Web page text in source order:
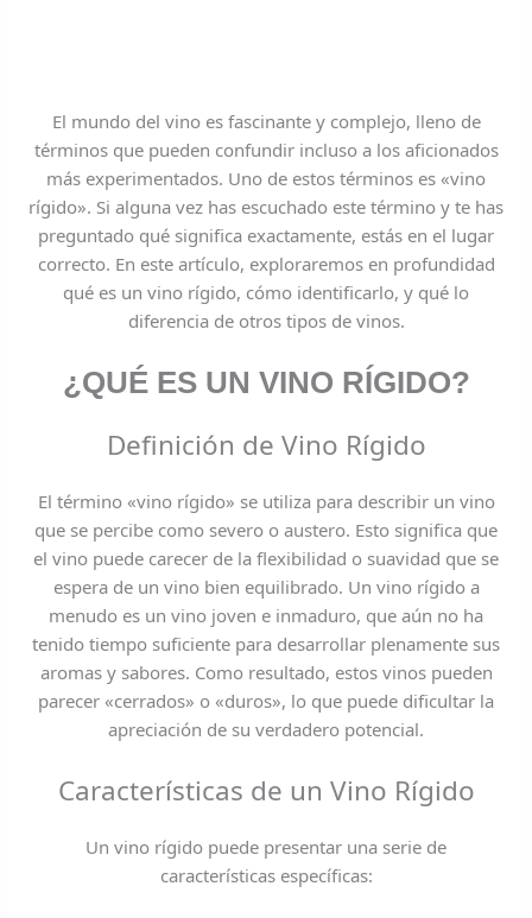
El mundo del vino es fascinante y complejo, lleno de
términos que pueden confundir incluso a los aficionados
más experimentados. Uno de estos términos es «vino
rígido». Si alguna vez has escuchado este término y te has
preguntado qué significa exactamente, estás en el lugar
correcto. En este artículo, exploraremos en profundidad
qué es un vino rígido, cómo identificarlo, y qué lo
diferencia de otros tipos de vinos.
¿QUÉ ES UN VINO RÍGIDO?
Definición de Vino Rígido
El término «vino rígido» se utiliza para describir un vino
que se percibe como severo o austero. Esto significa que
el vino puede carecer de la flexibilidad o suavidad que se
espera de un vino bien equilibrado. Un vino rígido a
menudo es un vino joven e inmaduro, que aún no ha
tenido tiempo suficiente para desarrollar plenamente sus
aromas y sabores. Como resultado, estos vinos pueden
parecer «cerrados» o «duros», lo que puede dificultar la
apreciación de su verdadero potencial.
Características de un Vino Rígido
Un vino rígido puede presentar una serie de
características específicas: